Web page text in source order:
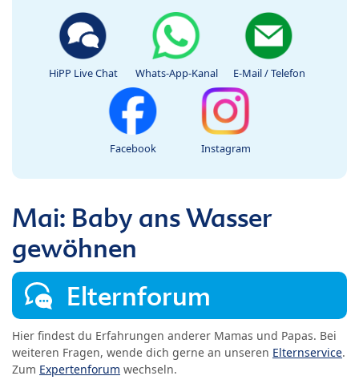
HiPP Live Chat Whats-App-Kanal E-Mail / Telefon
Facebook Instagram
Mai: Baby ans Wasser
gewöhnen
Elternforum
Hier findest du Erfahrungen anderer Mamas und Papas. Bei
weiteren Fragen, wende dich gerne an unseren Elternservice.
Zum Expertenforum wechseln.